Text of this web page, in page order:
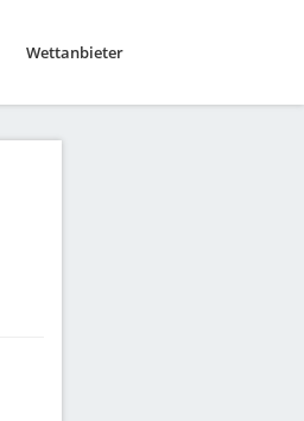
Wettanbieter